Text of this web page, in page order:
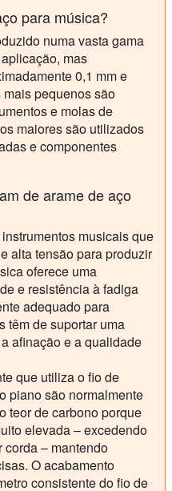
para música?
numa vasta gama
mas
0,1 mm e
pequenos são
e molas de
maiores são utilizados
e componentes
de arame de aço
musicais que
alta tensão para produzir
oferece uma
e resistência à fadiga
adequado para
têm de suportar uma
afinação e a qualidade
que utiliza o fio de
piano são normalmente
teor de carbono porque
elevada – excedendo
corda – mantendo
O acabamento
consistente do fio de